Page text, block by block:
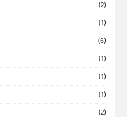
(2)
(1)
(6)
(1)
(1)
(1)
(2)